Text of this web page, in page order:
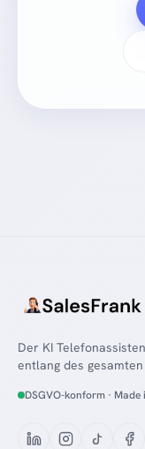
Der KI
entlang des
DSGVO-konform ·